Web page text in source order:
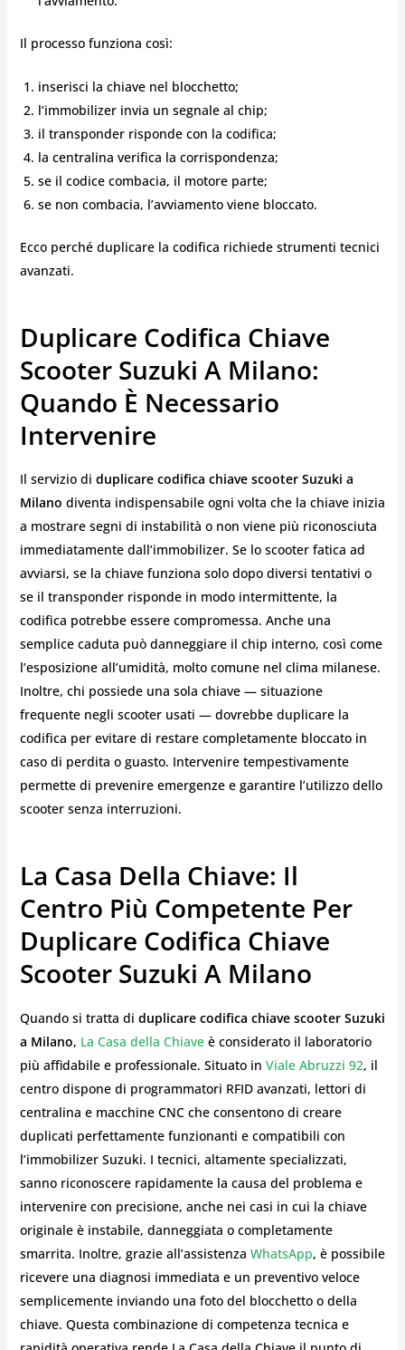
Il processo funziona così:
inserisci la chiave nel blocchetto;
l’immobilizer invia un segnale al chip;
il transponder risponde con la codifica;
la centralina verifica la corrispondenza;
se il codice combacia, il motore parte;
se non combacia, l’avviamento viene bloccato.
Ecco perché duplicare la codifica richiede strumenti tecnici
avanzati.
Duplicare Codifica Chiave
Scooter Suzuki A Milano:
Quando È Necessario
Intervenire
Il servizio di duplicare codifica chiave scooter Suzuki a
Milano diventa indispensabile ogni volta che la chiave inizia
a mostrare segni di instabilità o non viene più riconosciuta
immediatamente dall’immobilizer. Se lo scooter fatica ad
avviarsi, se la chiave funziona solo dopo diversi tentativi o
se il transponder risponde in modo intermittente, la
codifica potrebbe essere compromessa. Anche una
semplice caduta può danneggiare il chip interno, così come
l’esposizione all’umidità, molto comune nel clima milanese.
Inoltre, chi possiede una sola chiave — situazione
frequente negli scooter usati — dovrebbe duplicare la
codifica per evitare di restare completamente bloccato in
caso di perdita o guasto. Intervenire tempestivamente
permette di prevenire emergenze e garantire l’utilizzo dello
scooter senza interruzioni.
La Casa Della Chiave: Il
Centro Più Competente Per
Duplicare Codifica Chiave
Scooter Suzuki A Milano
Quando si tratta di duplicare codifica chiave scooter Suzuki
a Milano, La Casa della Chiave è considerato il laboratorio
più affidabile e professionale. Situato in Viale Abruzzi 92, il
centro dispone di programmatori RFID avanzati, lettori di
centralina e macchine CNC che consentono di creare
duplicati perfettamente funzionanti e compatibili con
l’immobilizer Suzuki. I tecnici, altamente specializzati,
sanno riconoscere rapidamente la causa del problema e
intervenire con precisione, anche nei casi in cui la chiave
originale è instabile, danneggiata o completamente
smarrita. Inoltre, grazie all’assistenza WhatsApp, è possibile
ricevere una diagnosi immediata e un preventivo veloce
semplicemente inviando una foto del blocchetto o della
chiave. Questa combinazione di competenza tecnica e